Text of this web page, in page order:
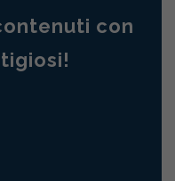
con